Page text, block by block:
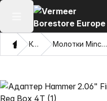
Открыть главное меню
ДомКаталог Молотки Mincon™ с жесткими дисками